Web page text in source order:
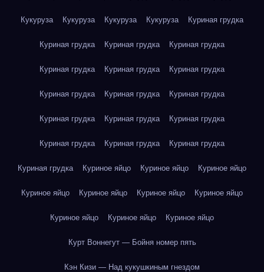
Кукуруза Кукуруза Кукуруза Кукуруза Куриная грудка
Куриная грудка Куриная грудка Куриная грудка
Куриная грудка Куриная грудка Куриная грудка
Куриная грудка Куриная грудка Куриная грудка
Куриная грудка Куриная грудка Куриная грудка
Куриная грудка Куриная грудка Куриная грудка
Куриная грудка Куриное яйцо Куриное яйцо Куриное яйцо
Куриное яйцо Куриное яйцо Куриное яйцо Куриное яйцо
Куриное яйцо Куриное яйцо Куриное яйцо
Курт Воннегут — Бойня номер пять
Кэн Кизи — Над кукушкиным гнездом